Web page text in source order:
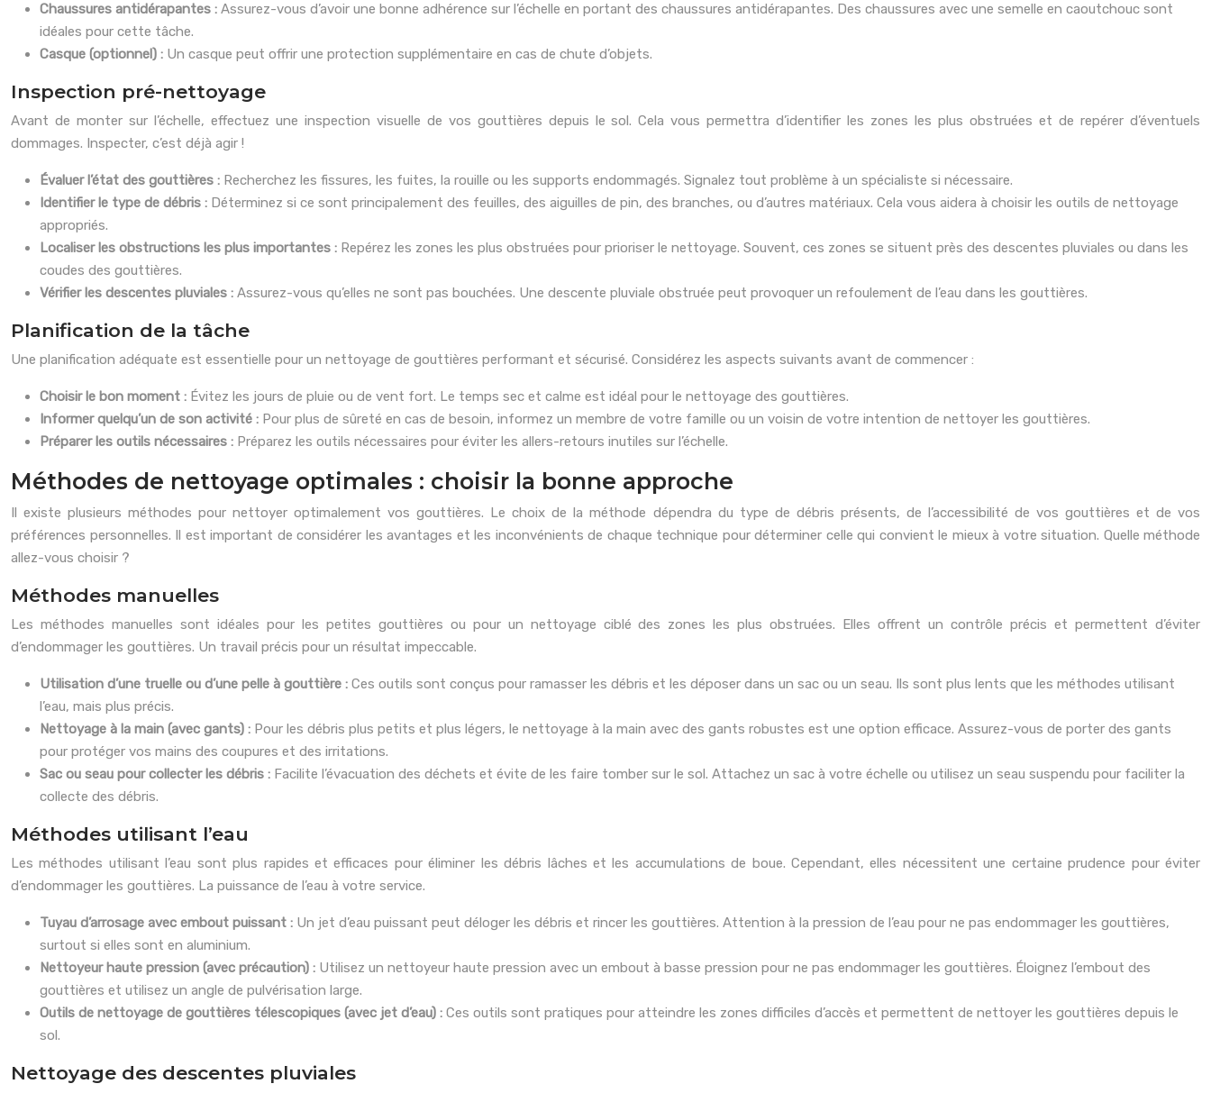
Chaussures antidérapantes : Assurez-vous d’avoir une bonne adhérence sur l’échelle en portant des chaussures antidérapantes. Des chaussures avec une semelle en caoutchouc sont
idéales pour cette tâche.
Casque (optionnel) : Un casque peut offrir une protection supplémentaire en cas de chute d’objets.
Inspection pré-nettoyage
Avant de monter sur l’échelle, effectuez une inspection visuelle de vos gouttières depuis le sol. Cela vous permettra d’identifier les zones les plus obstruées et de repérer d’éventuels
dommages. Inspecter, c’est déjà agir !
Évaluer l’état des gouttières : Recherchez les fissures, les fuites, la rouille ou les supports endommagés. Signalez tout problème à un spécialiste si nécessaire.
Identifier le type de débris : Déterminez si ce sont principalement des feuilles, des aiguilles de pin, des branches, ou d’autres matériaux. Cela vous aidera à choisir les outils de nettoyage
appropriés.
Localiser les obstructions les plus importantes : Repérez les zones les plus obstruées pour prioriser le nettoyage. Souvent, ces zones se situent près des descentes pluviales ou dans les
coudes des gouttières.
Vérifier les descentes pluviales : Assurez-vous qu’elles ne sont pas bouchées. Une descente pluviale obstruée peut provoquer un refoulement de l’eau dans les gouttières.
Planification de la tâche
Une planification adéquate est essentielle pour un nettoyage de gouttières performant et sécurisé. Considérez les aspects suivants avant de commencer :
Choisir le bon moment : Évitez les jours de pluie ou de vent fort. Le temps sec et calme est idéal pour le nettoyage des gouttières.
Informer quelqu’un de son activité : Pour plus de sûreté en cas de besoin, informez un membre de votre famille ou un voisin de votre intention de nettoyer les gouttières.
Préparer les outils nécessaires : Préparez les outils nécessaires pour éviter les allers-retours inutiles sur l’échelle.
Méthodes de nettoyage optimales : choisir la bonne approche
Il existe plusieurs méthodes pour nettoyer optimalement vos gouttières. Le choix de la méthode dépendra du type de débris présents, de l’accessibilité de vos gouttières et de vos
préférences personnelles. Il est important de considérer les avantages et les inconvénients de chaque technique pour déterminer celle qui convient le mieux à votre situation. Quelle méthode
allez-vous choisir ?
Méthodes manuelles
Les méthodes manuelles sont idéales pour les petites gouttières ou pour un nettoyage ciblé des zones les plus obstruées. Elles offrent un contrôle précis et permettent d’éviter
d’endommager les gouttières. Un travail précis pour un résultat impeccable.
Utilisation d’une truelle ou d’une pelle à gouttière : Ces outils sont conçus pour ramasser les débris et les déposer dans un sac ou un seau. Ils sont plus lents que les méthodes utilisant
l’eau, mais plus précis.
Nettoyage à la main (avec gants) : Pour les débris plus petits et plus légers, le nettoyage à la main avec des gants robustes est une option efficace. Assurez-vous de porter des gants
pour protéger vos mains des coupures et des irritations.
Sac ou seau pour collecter les débris : Facilite l’évacuation des déchets et évite de les faire tomber sur le sol. Attachez un sac à votre échelle ou utilisez un seau suspendu pour faciliter la
collecte des débris.
Méthodes utilisant l’eau
Les méthodes utilisant l’eau sont plus rapides et efficaces pour éliminer les débris lâches et les accumulations de boue. Cependant, elles nécessitent une certaine prudence pour éviter
d’endommager les gouttières. La puissance de l’eau à votre service.
Tuyau d’arrosage avec embout puissant : Un jet d’eau puissant peut déloger les débris et rincer les gouttières. Attention à la pression de l’eau pour ne pas endommager les gouttières,
surtout si elles sont en aluminium.
Nettoyeur haute pression (avec précaution) : Utilisez un nettoyeur haute pression avec un embout à basse pression pour ne pas endommager les gouttières. Éloignez l’embout des
gouttières et utilisez un angle de pulvérisation large.
Outils de nettoyage de gouttières télescopiques (avec jet d’eau) : Ces outils sont pratiques pour atteindre les zones difficiles d’accès et permettent de nettoyer les gouttières depuis le
sol.
Nettoyage des descentes pluviales